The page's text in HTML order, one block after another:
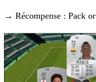
→ Récompense : Pack or